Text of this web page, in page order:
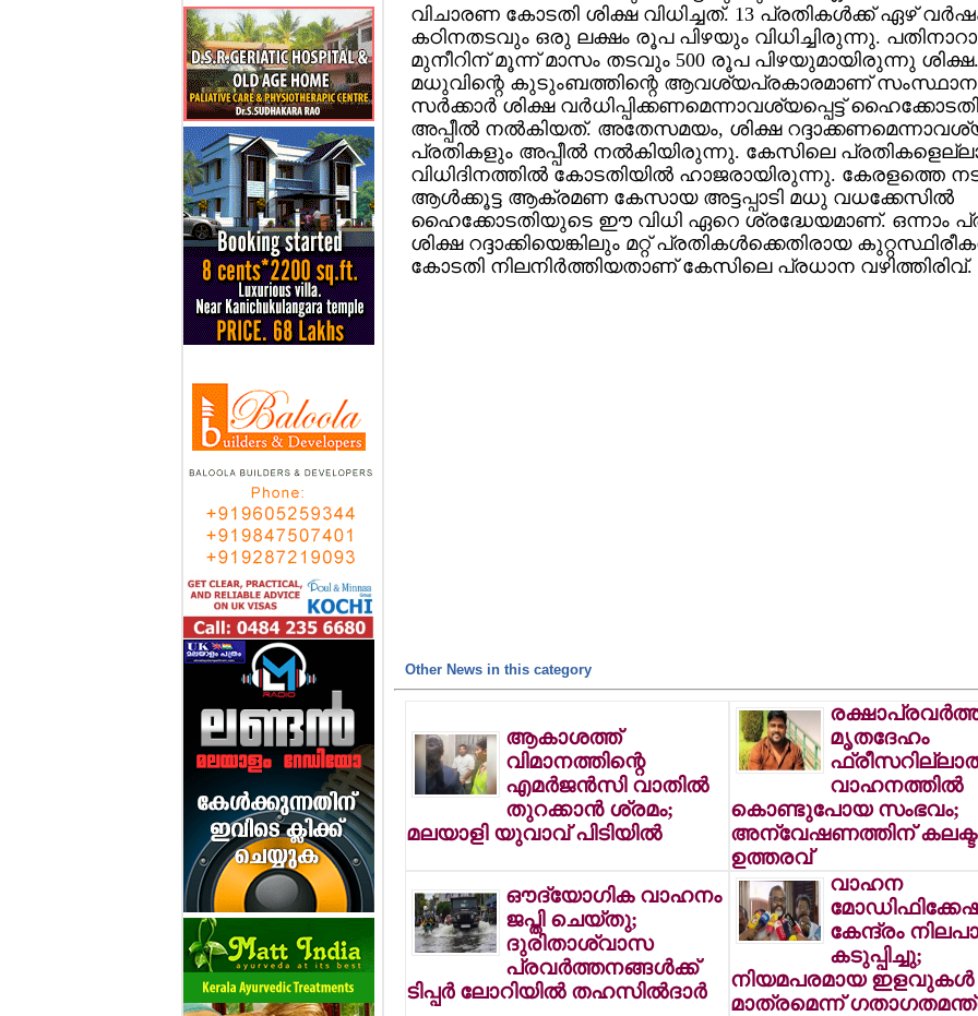
വിചാരണ കോടതി ശിക്ഷ വിധിച്ചത്. 13 പ്രതികള്‍ക്ക് ഏഴ്
കഠിനതടവും ഒരു ലക്ഷം രൂപ പിഴയും വിധിച്ചിരുന്നു.
മുനീറിന് മൂന്ന് മാസം തടവും 500 രൂപ പിഴയുമായിരുന്നു ശിക്ഷ.
മധുവിന്റെ കുടുംബത്തിന്റെ ആവശ്യപ്രകാരമാണ് സംസ്ഥാന
സര്‍ക്കാര്‍ ശിക്ഷ വര്‍ധിപ്പിക്കണമെന്നാവശ്യപ്പെട്ട്
അപ്പീല്‍ നല്‍കിയത്. അതേസമയം, ശിക്ഷ
പ്രതികളും അപ്പീല്‍ നല്‍കിയിരുന്നു. കേസിലെ
വിധിദിനത്തില്‍ കോടതിയില്‍ ഹാജരായിരുന്നു. കേരളത്തെ
ആള്‍ക്കൂട്ട ആക്രമണ കേസായ അട്ടപ്പാടി മധു വധക്കേസില്‍
ഹൈക്കോടതിയുടെ ഈ വിധി ഏറെ ശ്രദ്ധേയമാണ്. ഒന്നാം
ശിക്ഷ റദ്ദാക്കിയെങ്കിലും മറ്റ് പ്രതികള്‍ക്കെതിരായ
കോടതി നിലനിര്‍ത്തിയതാണ് കേസിലെ പ്രധാന വഴിത്തിരിവ്.
Other News in this category
ആകാശത്ത്
വിമാനത്തിന്റെ
എമര്‍ജന്‍സി വാതില്‍
തുറക്കാന്‍ ശ്രമം;
മലയാളി യുവാവ് പിടിയില്‍
മൃതദേഹം
വാഹനത്തില്‍
കൊണ്ടുപോയ സംഭവം;
അന്വേഷണത്തിന്
ഉത്തരവ്
ഔദ്യോഗിക വാഹനം
ജപ്തി ചെയ്തു;
ദുരിതാശ്വാസ
പ്രവര്‍ത്തനങ്ങള്‍ക്ക്
ടിപ്പര്‍ ലോറിയില്‍ തഹസില്‍ദാര്‍
വാഹന
കേന്ദ്രം
കടുപ്പിച്ചു;
നിയമപരമായ ഇളവുകള്‍
മാത്രമെന്ന്